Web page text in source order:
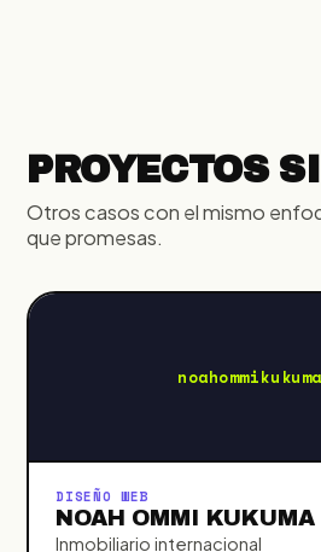
PROYECTOS
Otros casos con el mismo
que promesas.
DISEÑO WEB
NOAH OMMI KUKUMA
Inmobiliario internacional